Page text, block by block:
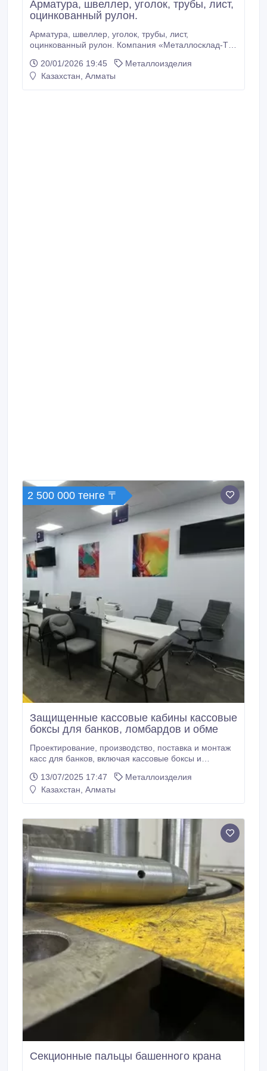
Арматура, швеллер, уголок, трубы, лист,
оцинкованный рулон.
Арматура, швеллер, уголок, трубы, лист,
оцинкованный рулон. Компания «Металлосклад-Т»
металлопрокатных изделий (Казахстан и Россия) из
высококачественных материалов, 20 лет являясь
20/01/2026 19:45
Металлоизделия
Казахстан, Алматы
2 500 000 тенге 〒
Защищенные кассовые кабины кассовые
боксы для банков, ломбардов и обме
Проектирование, производство, поставка и монтаж
касс для банков, включая кассовые боксы и
высоким качеством, полностью соответствуют
стандартам Национального Банка Республики
13/07/2025 17:47
Металлоизделия
Казахстан, Алматы
Секционные пальцы башенного крана